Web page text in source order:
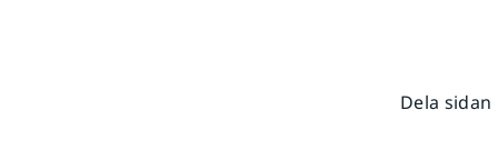
Dela sidan